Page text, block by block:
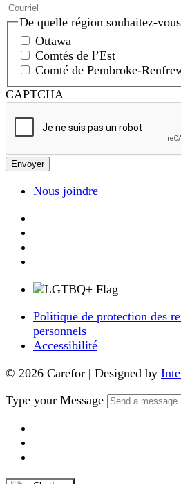
De quelle région souhaitez-
Ottawa
Comtés de l’Est
Comté de Pembroke-
CAPTCHA
Nous joindre
Politique de protection des
personnels
Accessibilité
© 2026 Carefor | Designed by
Type your Message